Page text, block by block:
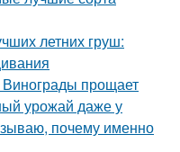
летних груш:
прощает
урожай даже у
почему именно